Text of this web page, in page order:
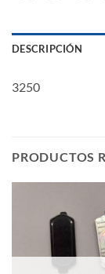
DESCRIPCIÓN
3250
PRODUCTOS